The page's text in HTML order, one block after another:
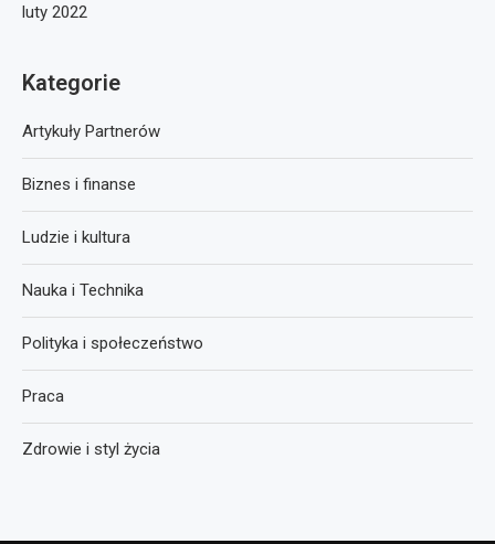
luty 2022
Kategorie
Artykuły Partnerów
Biznes i finanse
Ludzie i kultura
Nauka i Technika
Polityka i społeczeństwo
Praca
Zdrowie i styl życia